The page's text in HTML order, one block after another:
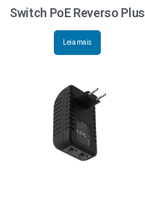
Switch PoE Reverso Plus
Leia mais